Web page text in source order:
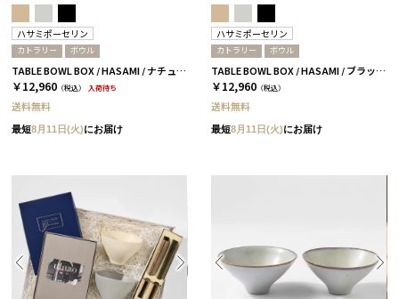
ハサミポーセリン
カトラリー ボウル
TABLE BOWL BOX / HASAMI / ナチュラル［ハサミポーセリン］
￥12,960 （税込） 入荷待ち
送料無料
最短8月11日(火)にお届け
ハサミポーセリン
カトラリー ボウル
TABLE BOWL BOX / HASAMI / ブラック［ハサミポーセリン］
￥12,960 （税込）
送料無料
最短8月11日(火)にお届け